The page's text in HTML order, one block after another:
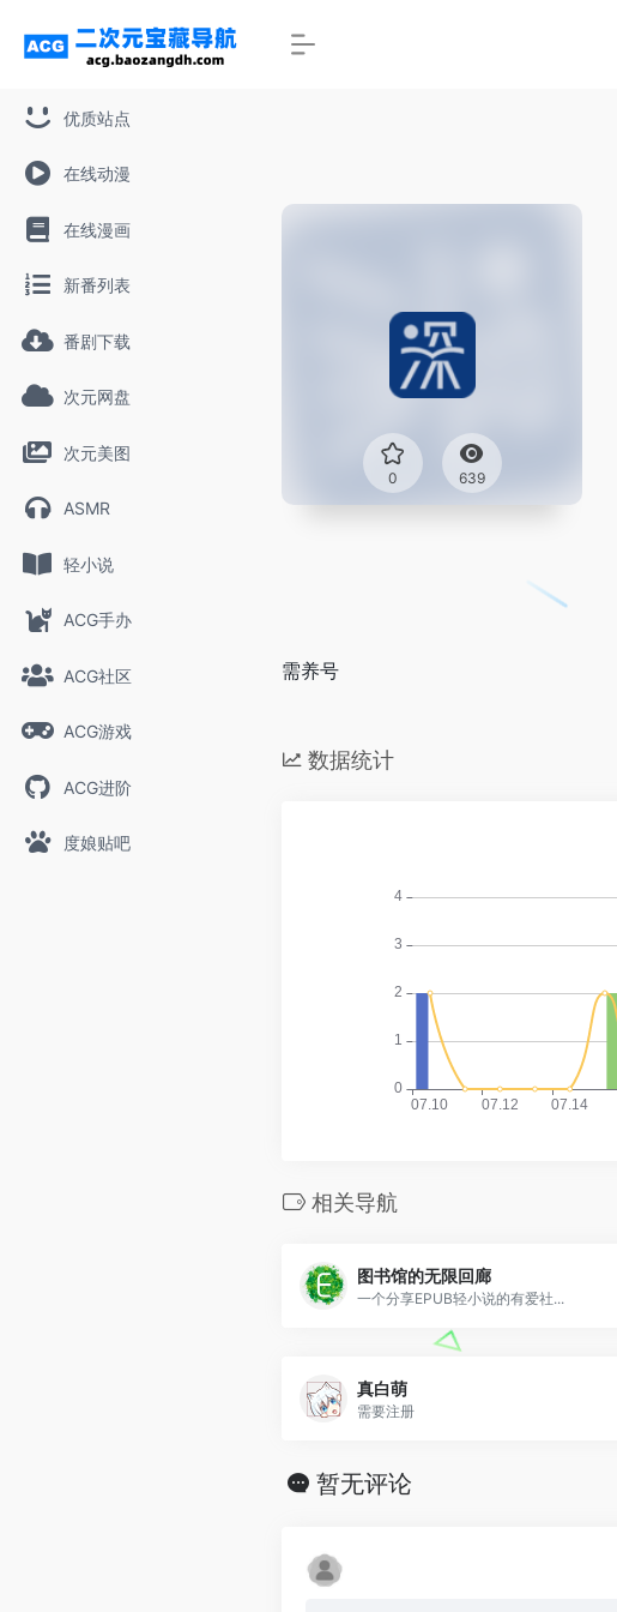
优质站点
在线动漫
在线漫画
新番列表
番剧下载
次元网盘
次元美图
ASMR
轻小说
ACG手办
ACG社区
ACG游戏
ACG进阶
度娘贴吧
0 639
需养号
数据统计
相关导航
图书馆的无限回廊
一个分享EPUB轻小说的有爱社...
真白萌
需要注册
暂无评论